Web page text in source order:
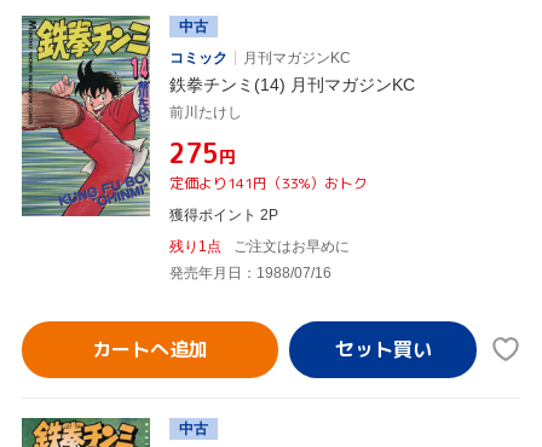
中古
コミック
月刊マガジンKC
鉄拳チンミ(14) 月刊マガジンKC
前川たけし
¥275円
定価より141円（33%）おトク
獲得ポイント 2P
残り1点
ご注文はお早めに
発売年月日：1988/07/16
カートへ追加
中古